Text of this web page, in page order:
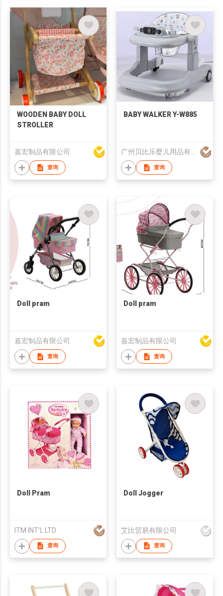
WOODEN BABY DOLL
STROLLER
嘉宏制品有限公司
查询
BABY WALKER Y-W885
查询
Doll pram
嘉宏制品有限公司
查询
Doll pram
嘉宏制品有限公司
查询
Doll Pram
ITM INT'L LTD
查询
Doll Jogger
艾比贸易有限公司
查询